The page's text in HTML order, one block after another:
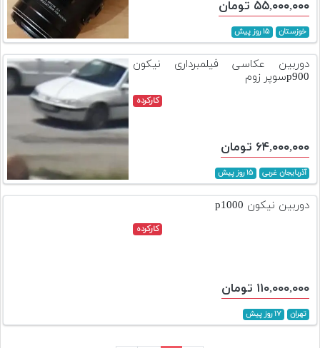
۵۵,۰۰۰,۰۰۰ تومان
خوزستان ۱۵ روز پیش
دوربین عکاسی فیلمبرداری نیکون
p900سوپر زوم
کارکرده
۶۴,۰۰۰,۰۰۰ تومان
آذربایجان غربی ۱۵ روز پیش
دوربین نیکون p1000
کارکرده
۱۱۰,۰۰۰,۰۰۰ تومان
تهران ۱۷ روز پیش